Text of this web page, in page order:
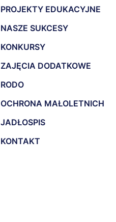
PROJEKTY EDUKACYJNE
NASZE SUKCESY
KONKURSY
ZAJĘCIA DODATKOWE
RODO
OCHRONA MAŁOLETNICH
JADŁOSPIS
KONTAKT